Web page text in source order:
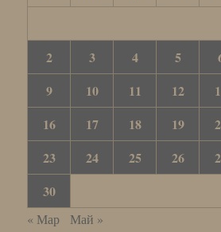
2
3 4 5
9 10 11 12
16
17 18 19
23
24 25 26
30
« Мар Май »